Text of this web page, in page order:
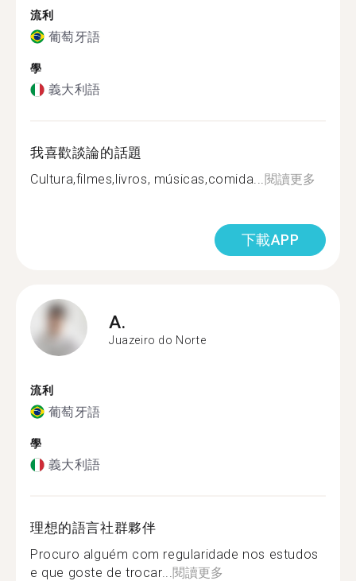
流利
葡萄牙語
學
義大利語
我喜歡談論的話題
Cultura,filmes,livros, músicas,comida...閱讀更多
下載APP
A.
Juazeiro do Norte
流利
葡萄牙語
學
義大利語
理想的語言社群夥伴
Procuro alguém com regularidade nos estudos
e que goste de trocar...閱讀更多